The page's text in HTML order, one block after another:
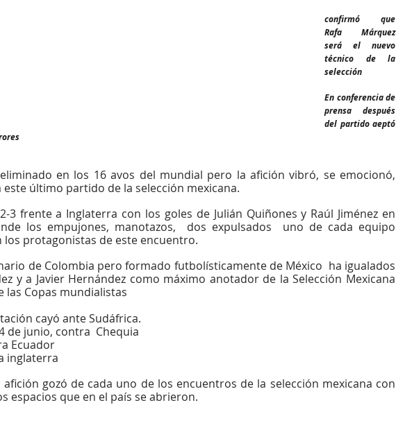
confirmó que
Rafa Márquez
será el nuevo
técnico de la
selección
En conferencia de
prensa después
del partido aeptó
en los 16 avos del mundial pero la afición vibró, se emocionó,
último partido de la selección mexicana.
3 frente a Inglaterra con los goles de Julián Quiñones y Raúl Jiménez en
los empujones, manotazos,  dos expulsados  uno de cada equipo
protagonistas de este encuentro.
de Colombia pero formado futbolísticamente de México  ha igualados
y a Javier Hernández como máximo anotador de la Selección Mexicana
las Copas mundialistas
cayó ante Sudáfrica.
de junio, contra  Chequia
Ecuador
inglaterra
gozó de cada uno de los encuentros de la selección mexicana con
espacios que en el país se abrieron.